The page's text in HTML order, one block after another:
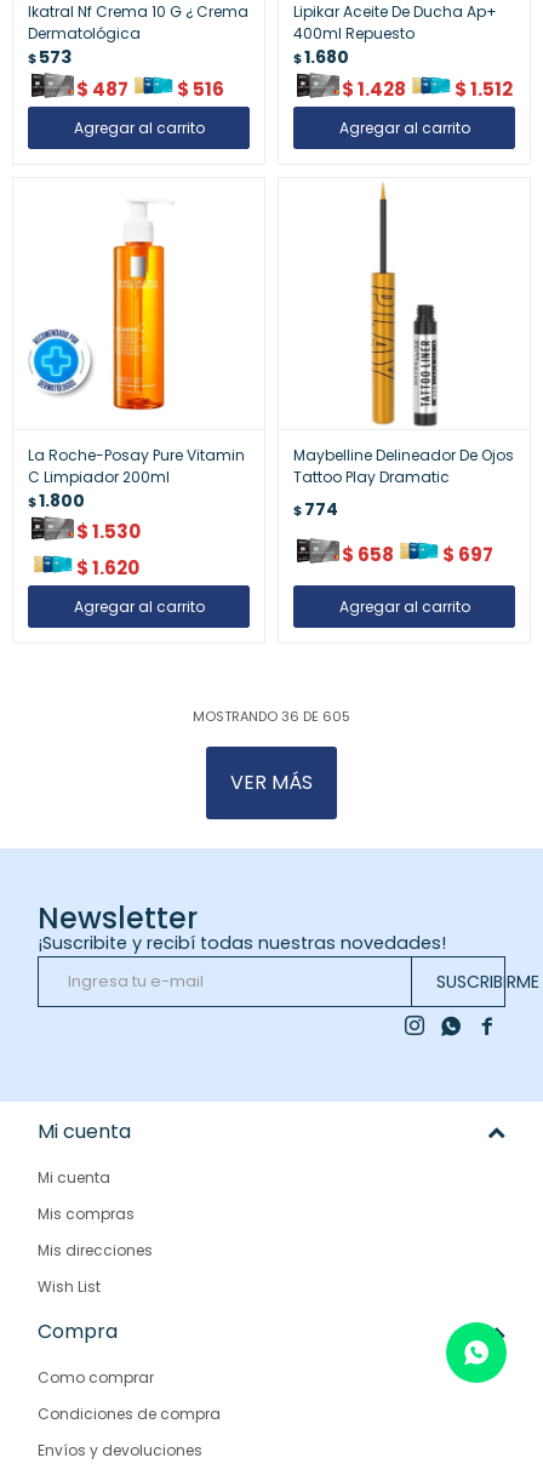
Ikatral Nf Crema 10 G ¿ Crema
Dermatológica
$573
$ 487 $ 516
Lipikar Aceite De Ducha Ap+
400ml Repuesto
$1.680
$1.428 $1.512
La Roche-Posay Pure Vitamin
C Limpiador 200ml
$1.800
$1.530
$1.620
Maybelline Delineador De Ojos
Tattoo Play Dramatic
$774
$ 658 $ 697
MOSTRANDO36 DE 605
VER MÁS
Newsletter
¡Suscribite y recibí todas nuestras novedades!
SUSCRIBIRME

 
Mi cuenta
Mi cuenta
Mis compras
Mis direcciones
Wish List
Compra
Como comprar
Condiciones de compra
Envíos y devoluciones